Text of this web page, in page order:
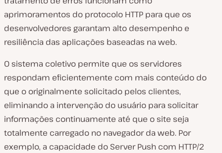
aprimoramentos do protocolo HTTP para que os
desenvolvedores garantam alto desempenho e
resiliência das aplicações baseadas na web.
O sistema coletivo permite que os servidores
respondam eficientemente com mais conteúdo do
que o originalmente solicitado pelos clientes,
eliminando a intervenção do usuário para solicitar
informações continuamente até que o site seja
totalmente carregado no navegador da web. Por
exemplo, a capacidade do Server Push com HTTP/2